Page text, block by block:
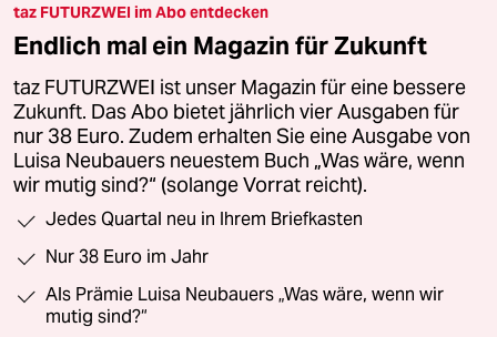
taz FUTURZWEI im Abo entdecken
Endlich mal ein Magazin für Zukunft
taz FUTURZWEI ist unser Magazin für eine bessere
Zukunft. Das Abo bietet jährlich vier Ausgaben für
nur 38 Euro. Zudem erhalten Sie eine Ausgabe von
Luisa Neubauers neuestem Buch „Was wäre, wenn
wir mutig sind?“ (solange Vorrat reicht).
Jedes Quartal neu in Ihrem Briefkasten
Nur 38 Euro im Jahr
Als Prämie Luisa Neubauers „Was wäre, wenn wir
mutig sind?“